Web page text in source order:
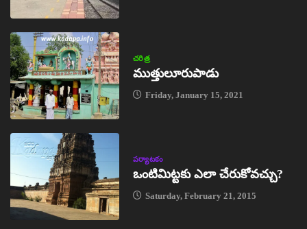
చరిత్ర
ముత్తులూరుపాడు
Friday, January 15, 2021
పర్యాటకం
ఒంటిమిట్టకు ఎలా చేరుకోవచ్చు?
Saturday, February 21, 2015